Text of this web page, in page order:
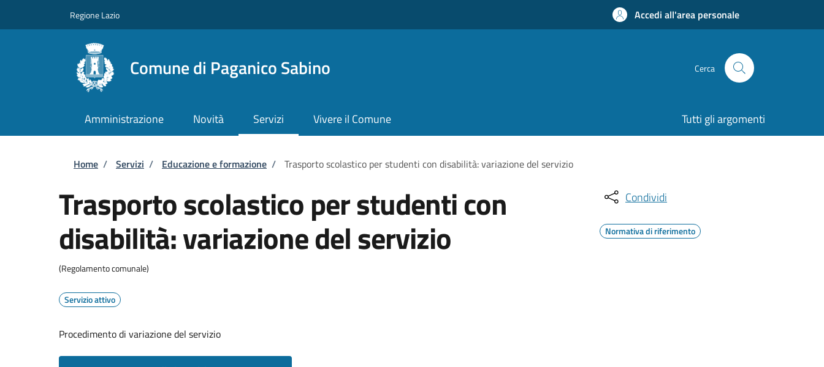
Regione Lazio Accedi all'area personale
Comune di Paganico Sabino Cerca
Amministrazione Novità Servizi Vivere il Comune Tutti gli argomenti
Briciole di pane
Home / Servizi / Educazione e formazione / Trasporto scolastico per studenti con disabilità: variazione del servizio
Trasporto scolastico per studenti con
disabilità: variazione del servizio
(Regolamento comunale)
Servizio attivo
Procedimento di variazione del servizio
Condividi
Normativa di riferimento